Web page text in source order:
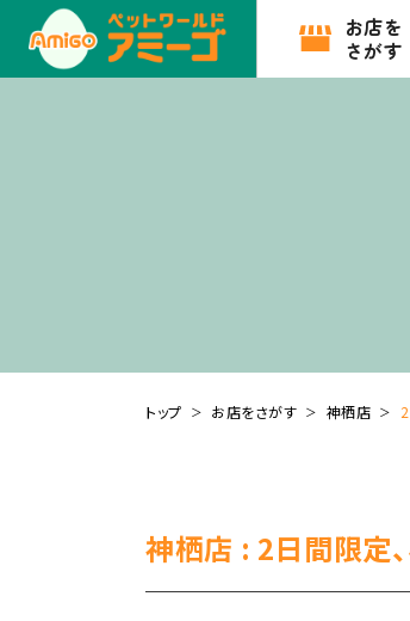
お店を
さがす
トップ お店をさがす 神栖店
神栖店 : 2日間限定